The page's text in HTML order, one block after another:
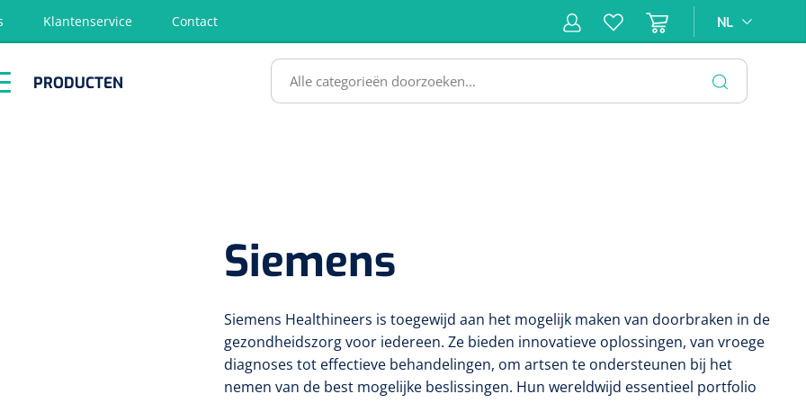
Klantenservice Contact NL
PRODUCTEN
Siemens
Siemens Healthineers is toegewijd aan het mogelijk maken van doorbraken in de
gezondheidszorg voor iedereen. Ze bieden innovatieve oplossingen, van vroege
diagnoses tot effectieve behandelingen, om artsen te ondersteunen bij het
nemen van de best mogelijke beslissingen. Hun wereldwijd essentieel portfolio